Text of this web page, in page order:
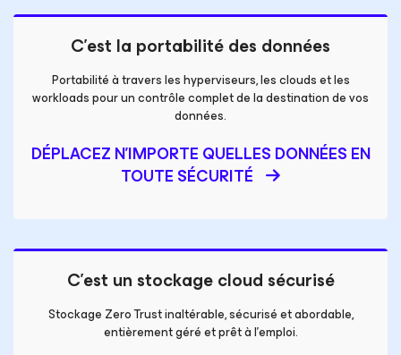
C’est la portabilité des données
Portabilité à travers les hyperviseurs, les clouds et les
workloads pour uncontrôle complet de la destination de vos
données.
DÉPLACEZ N'IMPORTE QUELLES DONNÉES EN
TOUTE SÉCURITÉ
C’est un stockage cloud sécurisé
Stockage Zero Trust inaltérable, sécurisé et abordable,
entièrement géréet prêt à l’emploi.